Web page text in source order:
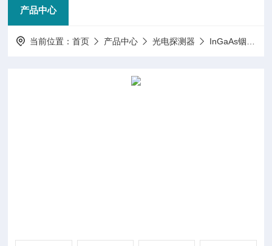
产品中心
当前位置：首页 产品中心 光电探测器 InGaAs铟镓砷光电探测器